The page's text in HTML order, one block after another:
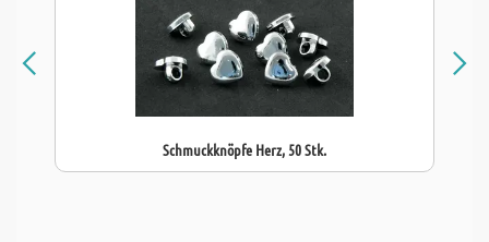
Schmuckknöpfe Herz, 50 Stk.